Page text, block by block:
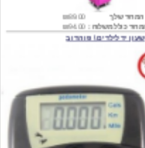
המחיר כולל משלוח :
שעון יד לילדים \ פו הדוב